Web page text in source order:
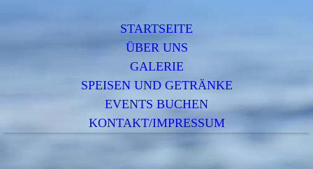
STARTSEITE
ÜBER UNS
GALERIE
SPEISEN UND GETRÄNKE
EVENTS BUCHEN
KONTAKT/IMPRESSUM